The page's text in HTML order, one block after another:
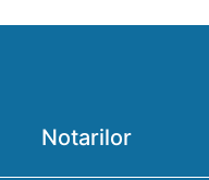
Notarilor